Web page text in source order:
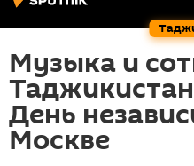
Музыка и
День
Москве